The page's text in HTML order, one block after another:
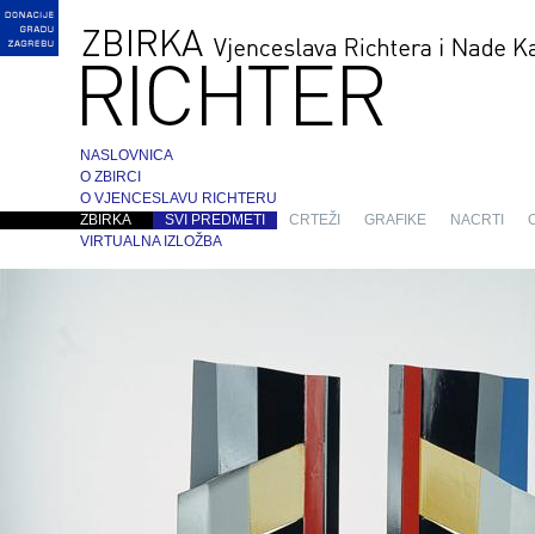
NASLOVNICA
O ZBIRCI
O VJENCESLAVU RICHTERU
ZBIRKA
SVI PREDMETI CRTEŽI GRAFIKE NACRTI
VIRTUALNA IZLOŽBA